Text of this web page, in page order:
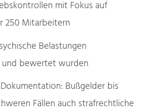
mit Fokus auf
250 Mitarbeitern
Belastungen
bewertet wurden
Bußgelder bis
Fällen auch strafrechtliche